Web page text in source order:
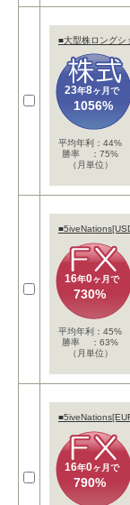
■大型株ロングシ
23年8ヶ月で
1056%
平均年利：44%
勝率 ：75%
（月単位）
16年0ヶ月で
730%
平均年利：45%
勝率 ：63%
（月単位）
16年0ヶ月で
790%